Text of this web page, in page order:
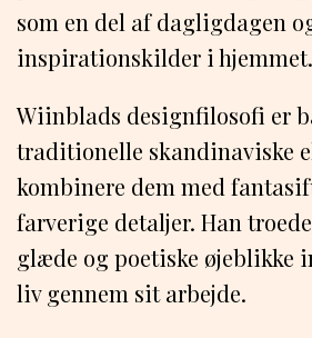
som en del af dagligdagen
inspirationskilder i hjemmet.
Wiinblads designfilosofi er
traditionelle skandinaviske
kombinere dem med
farverige detaljer. Han
glæde og poetiske øjeblikke
liv gennem sit arbejde.